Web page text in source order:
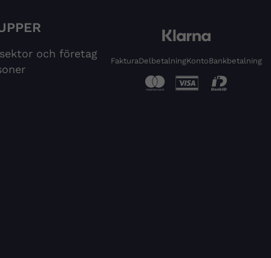
och företag
FakturaDelbetalningKontoBankbetalning